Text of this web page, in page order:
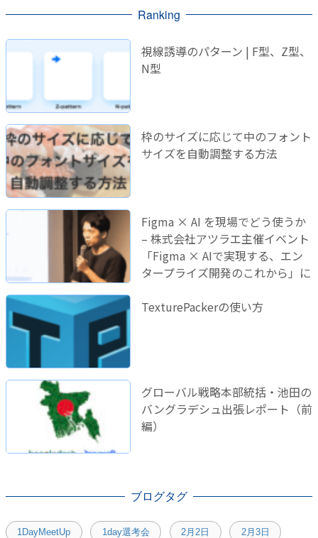
Ranking
視線誘導のパターン | F型、Z型、
N型
枠のサイズに応じて中のフォント
サイズを自動調整する方法
Figma × AI を現場でどう使うか
– 株式会社アツラエ主催イベント
「Figma × AIで実現する、エン
タープライズ開発のこれから」に
TexturePackerの使い方
グローバル戦略本部統括・池田の
バングラデシュ出張レポート（前
編）
ブログタグ
1DayMeetUp 1day選考会 2月2日 2月3日